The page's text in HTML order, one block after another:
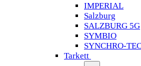
IMPERIAL
Salzburg
SALZBURG 5G
SYMBIO
SYNCHRO-
Tarkett